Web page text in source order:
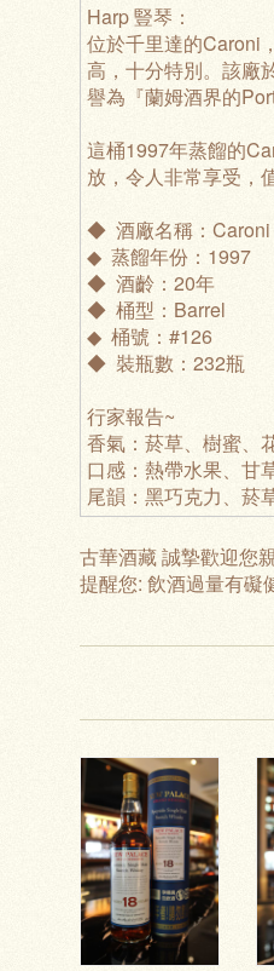
Harp 豎琴：
位於千里達的Caroni
高，十分特別。該廠
譽為『蘭姆酒界的
這桶1997年蒸餾的
放，令人非常享受，
◆ 酒廠名稱：Caroni
◆ 蒸餾年份：1997
◆ 酒齡：20年
◆ 桶型：Barrel
◆ 桶號：#126
◆ 裝瓶數：232瓶
行家報告~
香氣：菸草、樹蜜、
口感：熱帶水果、甘
尾韻：黑巧克力、菸
古華酒藏 誠摯歡迎您
提醒您: 飲酒過量有礙